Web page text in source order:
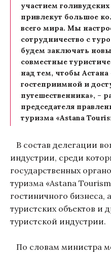
участием
привлекут большое
всего мира. Мы
сотрудничество с
будем заключать
совместные
над тем, чтобы Астана
гостеприимной и
путешественника», –
председателя
туризма «Astana
В состав делегации
индустрии, среди
государственных
туризма «Astana
гостиничного бизнеса,
туристских объектов и
туристской индустрии.
По словам министра